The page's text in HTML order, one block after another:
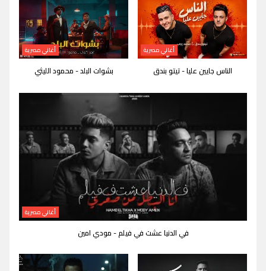
أغاني مصرية
الناس جايين عليا - تيتو بندق
أغاني مصرية
بشوات البلد - محمود الليثي
أغاني مصرية
في الدنيا عشت في فيلم - مودي امين